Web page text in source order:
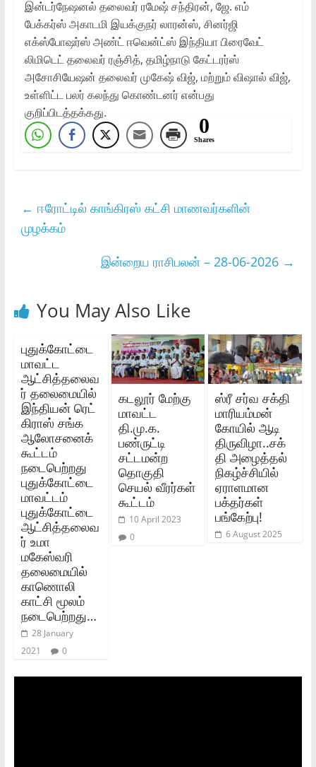
இன்டர்நேஷனல் தலைவர் ரமேஷ் சந்திரன், ஜே. எம்
பேக்கர்ஸ் அகாடமி இயக்குநர் லாரன்ஸ், சினர்ஜி
எக்ஸ்போஷர்ஸ் அண்ட் ஈவென்ட்ஸ் இந்தியா பிரைவேட்
லிமிடெட் தலைவர் ரஞ்சித், தமிழ்நாடு கேட்டரர்ஸ்
அசோசியேஷன் தலைவர் முகேஷ் விஜ், மற்றும் விஷால் விஜ்,
உள்ளிட்ட பலர் கலந்து கொண்டனர் என்பது
குறிப்பிடத்தக்கது.
0
Shares
← ஈரோட்டில் காங்கிரஸ் கட்சி மாணவர்களின்
முழக்கம்
இன்றைய ராசிபலன் – 28-06-2026 →
You May Also Like
புதுக்கோட்டை
மாவட்ட
ஆட்சித்தலைவ
ர் தலைமையில்
இந்தியன் ரெட்
கிராஸ் சங்க
ஆலோசனைக்
கூட்டம்
நடைபெற்றது
புதுக்கோட்டை
மாவட்டம்
புதுக்கோட்டை
ஆட்சித்தலைவ
ர் உமா
மகேஸ்வரி
தலைமையில்
காணொலி
காட்சி மூலம்
நடைபெற்றது…
28 January
2021
0
கடலூர் மேற்கு
மாவட்ட
தி.மு.க.
பண்ருட்டி
சட்டமன்ற
தொகுதி
செயல் வீரர்கள்
கூட்டம்
10 April 2023
0
ஸ்ரீ சர்வ சக்தி
மாரியம்மன்
கோயில் ஆடி
திருவிழா..சக்
தி அழைத்தல்
நிகழ்ச்சியில்
ஏராளமான
பக்தர்கள்
பங்கேற்பு!
6 August 2025